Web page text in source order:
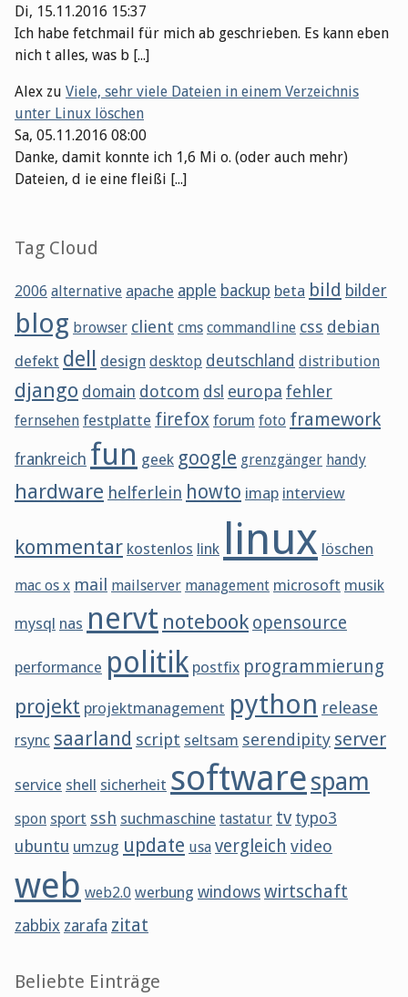
Di, 15.11.2016 15:37
Ich habe fetchmail für mich ab geschrieben. Es kann eben
nich t alles, was b [...]
Alex zu Viele, sehr viele Dateien in einem Verzeichnis
unter Linux löschen
Sa, 05.11.2016 08:00
Danke, damit konnte ich 1,6 Mi o. (oder auch mehr)
Dateien, d ie eine fleißi [...]
Tag Cloud
2006 alternative apache apple backup beta bild bilder
blog browser client cms commandline css debian
defekt dell design desktop deutschland distribution
django domain dotcom dsl europa fehler
fernsehen festplatte firefox forum foto framework
frankreich fun geek google grenzgänger handy
hardware helferlein howto imap interview
kommentar kostenlos link linux löschen
mac os x mail mailserver management microsoft musik
mysql nas nervt notebook opensource
performance politik postfix programmierung
projekt projektmanagement python release
rsync saarland script seltsam serendipity server
service shell sicherheit softwarespam
spon sport ssh suchmaschine tastatur tv typo3
ubuntu umzug update usa vergleich video
web web2.0 werbung windows wirtschaft
zabbix zarafa zitat
Beliebte Einträge